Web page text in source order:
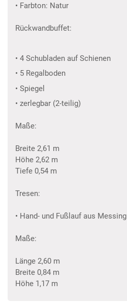
• Farbton: Natur
Rückwandbuffet:
• 4 Schubladen auf Schienen
• 5 Regalboden
• Spiegel
• zerlegbar (2-teilig)
Maße:
Breite 2,61 m
Höhe 2,62 m
Tiefe 0,54 m
Tresen:
• Hand- und Fußlauf aus Messing
Maße:
Länge 2,60 m
Breite 0,84 m
Höhe 1,17 m